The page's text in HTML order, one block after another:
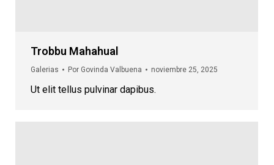
Trobbu Mahahual
Galerias Por Govinda Valbuena noviembre 25, 2025
Ut elit tellus pulvinar dapibus.